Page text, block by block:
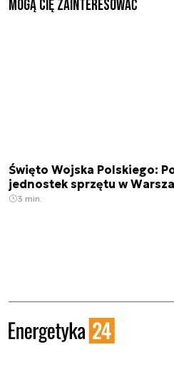
Mogą Cię zainteresować
Święto Wojska Polskiego:
jednostek sprzętu w
3 min.